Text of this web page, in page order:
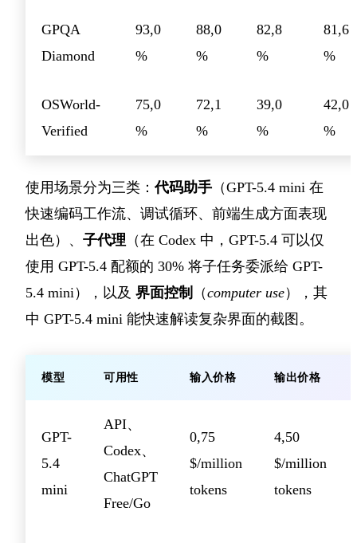
GPQA
Diamond
93,0
%
88,0
%
82,8
%
81,6
%
OSWorld-
Verified
75,0
%
72,1
%
39,0
%
42,0
%
使用场景分为三类：代码助手 （GPT-5.4 mini 在
快速编码工作流、调试循环、前端生成方面表现
出色）、 子代理 （在 Codex 中，GPT-5.4 可以仅
使用 GPT-5.4 配额的 30% 将子任务委派给 GPT-
5.4 mini），以及 界面控制 （computer use），其
中 GPT-5.4 mini 能快速解读复杂界面的截图。
模型 可用性 输入价格 输出价格
GPT-
5.4
mini
API、
Codex、
ChatGPT
Free/Go
0,75
$/million
tokens
4,50
$/million
tokens